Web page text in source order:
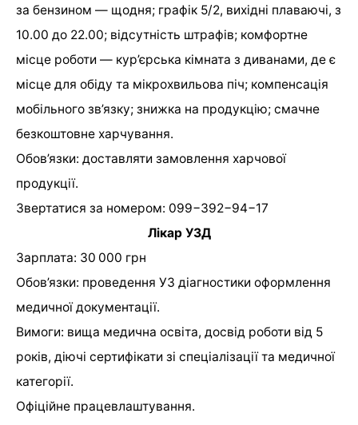
за бензином — щодня; графік 5/2, вихідні плаваючі, з
10.00 до 22.00; відсутність штрафів; комфортне
місце роботи — кур’єрська кімната з диванами, де є
місце для обіду та мікрохвильова піч; компенсація
мобільного зв’язку; знижка на продукцію; смачне
безкоштовне харчування.
Обов’язки: доставляти замовлення харчової
продукції.
Звертатися за номером: 099−392−94−17
Лікар УЗД
Зарплата: 30 000 грн
Обов’язки: проведення УЗ діагностики оформлення
медичної документації.
Вимоги: вища медична освіта, досвід роботи від 5
років, діючі сертифікати зі спеціалізації та медичної
категорії.
Офіційне працевлаштування.